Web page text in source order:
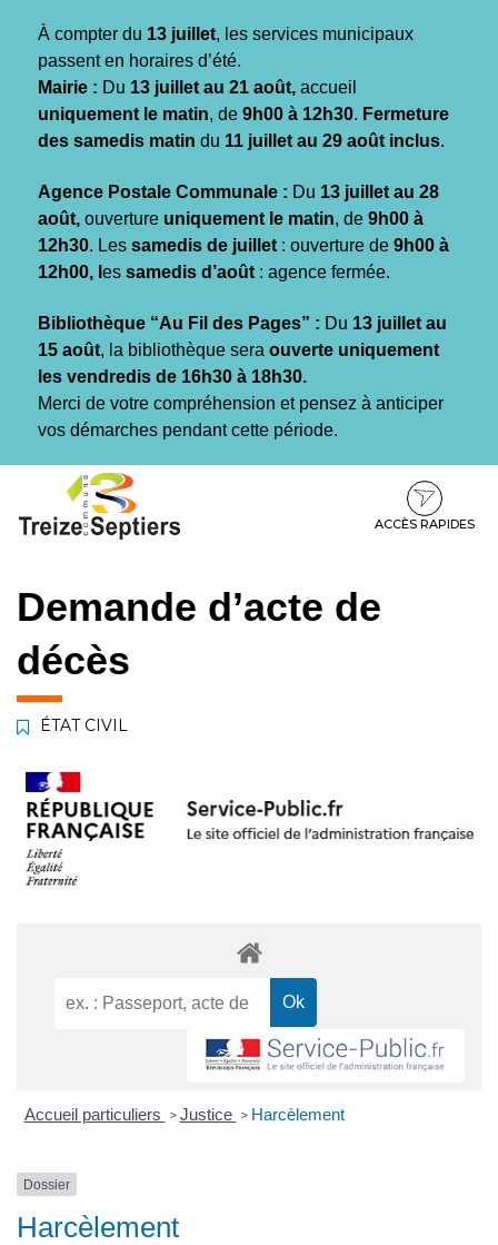
À compter du 13 juillet, les services municipaux
passent en horaires d’été.
Mairie : Du 13 juillet au 21 août, accueil
uniquement le matin, de 9h00 à 12h30. Fermeture
des samedis matin du 11 juillet au 29 août inclus.
Agence Postale Communale : Du 13 juillet au 28
août, ouverture uniquement le matin, de 9h00 à
12h30. Les samedis de juillet : ouverture de 9h00 à
12h00, l es samedis d’août : agence fermée.
Bibliothèque “Au Fil des Pages” : Du 13 juillet au
15 août, la bibliothèque sera ouverte uniquement
les vendredis de 16h30 à 18h30.
Merci de votre compréhension et pensez à anticiper
vos démarches pendant cette période.
contenu
pied
ACCÈS RAPIDES
Demande d’acte de
décès
ÉTAT CIVIL
Accueil particuliers > Justice > Harcèlement
Dossier
Harcèlement